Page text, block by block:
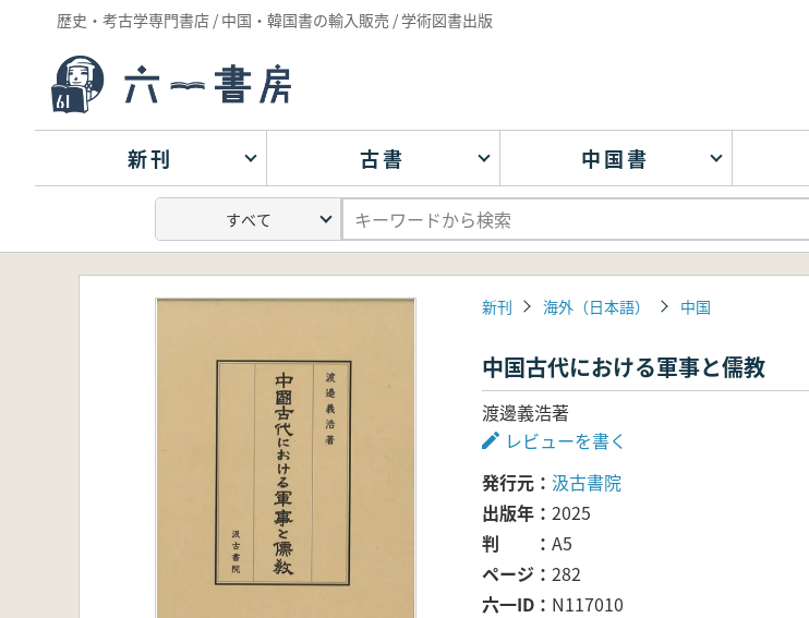
歴史・考古学専門書店 / 中国・韓国書の輸入販売 / 学術図書出版
新刊 古書 中国書
新刊 海外（日本語） 中国
中国古代における軍事と儒教
渡邊義浩著
レビューを書く
発行元
汲古書院
出版年
2025
判
A5
ページ
282
六一ID
N117010